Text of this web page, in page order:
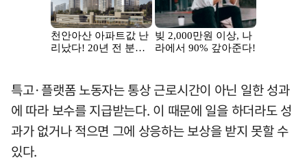
특고·플랫폼 노동자는 통상 근로시간이 아닌 일한 성과
에 따라 보수를 지급받는다. 이 때문에 일을 하더라도 성
과가 없거나 적으면 그에 상응하는 보상을 받지 못할 수
있다.